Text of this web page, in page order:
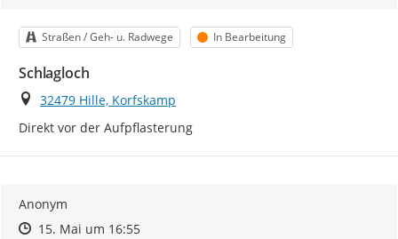
Kategorie
Straßen / Geh- u. Radwege Status
In Bearbeitung
Schlagloch
Ort
32479 Hille, Korfskamp
Direkt vor der Aufpflasterung
Anonym
Zeitpunkt des Erstellens
Zeitpunkt des Erstellens
15. Mai um 16:55Zur Äußerung